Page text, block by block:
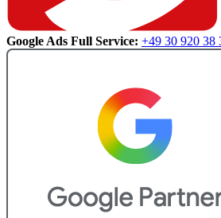
Google Ads Full Service: +49 30 920 38